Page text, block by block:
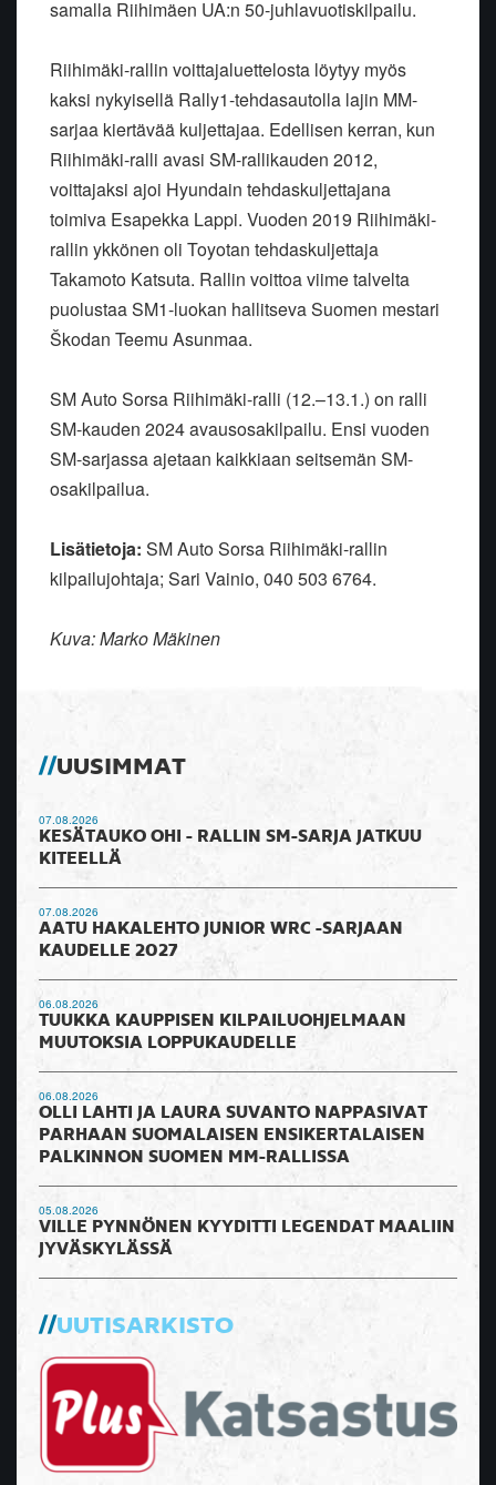
samalla Riihimäen UA:n 50-juhlavuotiskilpailu.
Riihimäki-rallin voittajaluettelosta löytyy myös
kaksi nykyisellä Rally1-tehdasautolla lajin MM-
sarjaa kiertävää kuljettajaa. Edellisen kerran, kun
Riihimäki-ralli avasi SM-rallikauden 2012,
voittajaksi ajoi Hyundain tehdaskuljettajana
toimiva Esapekka Lappi. Vuoden 2019 Riihimäki-
rallin ykkönen oli Toyotan tehdaskuljettaja
Takamoto Katsuta. Rallin voittoa viime talvelta
puolustaa SM1-luokan hallitseva Suomen mestari
Škodan Teemu Asunmaa.
SM Auto Sorsa Riihimäki-ralli (12.–13.1.) on ralli
SM-kauden 2024 avausosakilpailu. Ensi vuoden
SM-sarjassa ajetaan kaikkiaan seitsemän SM-
osakilpailua.
Lisätietoja: SM Auto Sorsa Riihimäki-rallin
kilpailujohtaja; Sari Vainio, 040 503 6764.
Kuva: Marko Mäkinen
UUSIMMAT
07.08.2026
KESÄTAUKO OHI - RALLIN SM-SARJA JATKUU
KITEELLÄ
07.08.2026
AATU HAKALEHTO JUNIOR WRC -SARJAAN
KAUDELLE 2027
06.08.2026
TUUKKA KAUPPISEN KILPAILUOHJELMAAN
MUUTOKSIA LOPPUKAUDELLE
06.08.2026
OLLI LAHTI JA LAURA SUVANTO NAPPASIVAT
PARHAAN SUOMALAISEN ENSIKERTALAISEN
PALKINNON SUOMEN MM-RALLISSA
05.08.2026
VILLE PYNNÖNEN KYYDITTI LEGENDAT MAALIIN
JYVÄSKYLÄSSÄ
UUTISARKISTO